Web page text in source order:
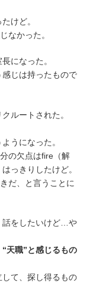
けど。
なかった。
になった。
じは持ったもので
ルートされた。
うになった。
の欠点はfire（解
っきりしたけど。
だ、と言うことに
話をしたいけど…や
天職”と感じるもの
て、探し得るもの